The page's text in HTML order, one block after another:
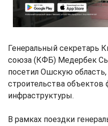
Генеральный секретарь
союза (КФБ) Медербек
посетил Ошскую область,
строительства объектов
инфраструктуры.
В рамках поездки